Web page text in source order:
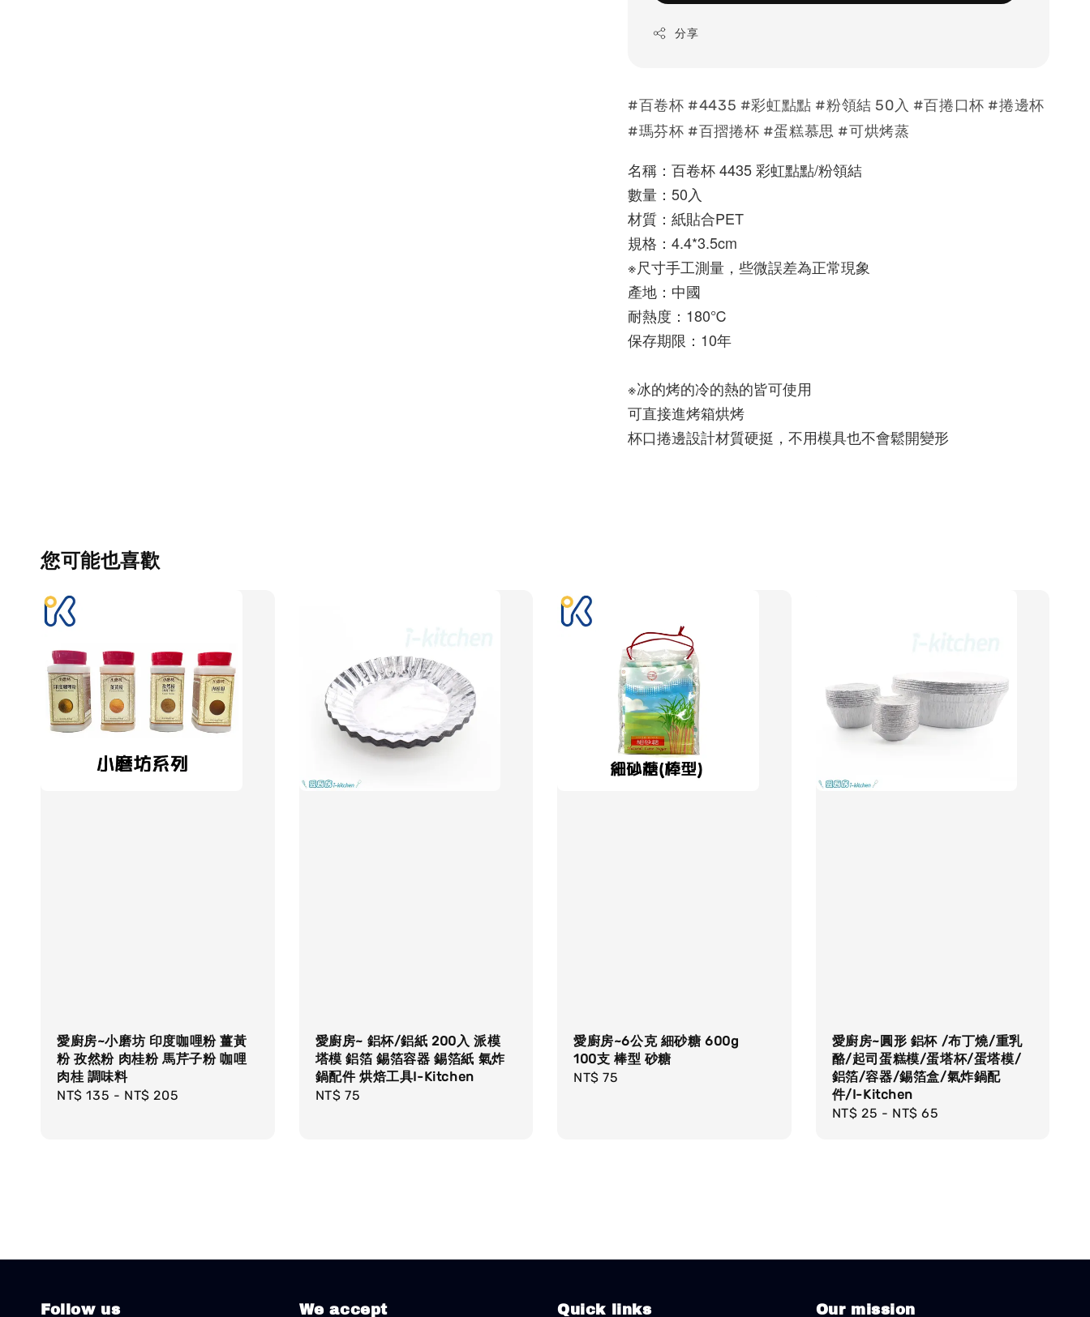
分享
#百卷杯 #4435 #彩虹點點 #粉領結 50入 #百捲口杯 #捲邊杯
#瑪芬杯 #百摺捲杯 #蛋糕慕思 #可烘烤蒸
名稱：百卷杯 4435 彩虹點點/粉領結
數量：50入
材質：紙貼合PET
規格：4.4*3.5cm
※尺寸手工測量，些微誤差為正常現象
產地：中國
耐熱度：180℃
保存期限：10年
※冰的烤的冷的熱的皆可使用
可直接進烤箱烘烤
杯口捲邊設計材質硬挺，不用模具也不會鬆開變形
您可能也喜歡
愛廚房~小磨坊 印度咖哩粉 薑黃
粉 孜然粉 肉桂粉 馬芹子粉 咖哩
肉桂 調味料
Regular
NT$ 135 - NT$ 205
愛廚房~ 鋁杯/鋁紙 200入 派模
塔模 鋁箔 錫箔容器 錫箔紙 氣炸
鍋配件 烘焙工具I-Kitchen
Regular
NT$ 75
愛廚房~6公克 細砂糖 600g
100支 棒型 砂糖
Regular
NT$ 75
愛廚房~圓形 鋁杯 /布丁燒/重乳
酪/起司蛋糕模/蛋塔杯/蛋塔模/
鋁箔/容器/錫箔盒/氣炸鍋配
件/I-Kitchen
Regular
NT$ 25 - NT$ 65
Follow us We accept Quick links Our mission